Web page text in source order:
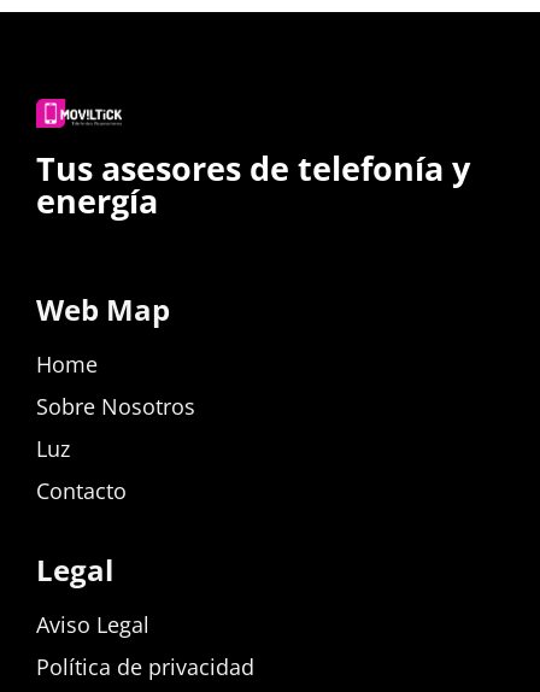
Tus asesores de telefonía y
energía
Web Map
Home
Sobre Nosotros
Luz
Contacto
Legal
Aviso Legal
Política de privacidad